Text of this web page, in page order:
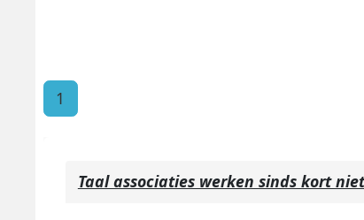
1
Taal associaties werken sinds kort